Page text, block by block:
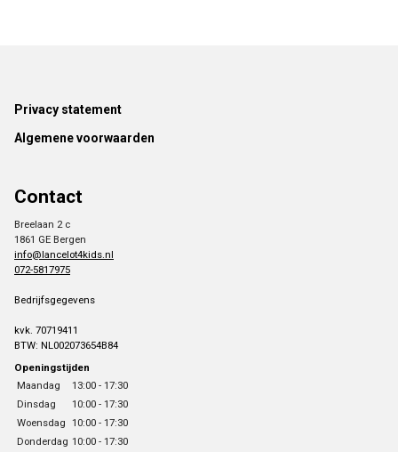
Footer
Privacy statement
Algemene voorwaarden
Contact
Breelaan 2 c
1861 GE Bergen
info@lancelot4kids.nl
072-5817975
Bedrijfsgegevens
kvk. 70719411
BTW: NL002073654B84
Openingstijden
Maandag
13:00 - 17:30
Dinsdag
10:00 - 17:30
Woensdag 10:00 - 17:30
Donderdag 10:00 - 17:30